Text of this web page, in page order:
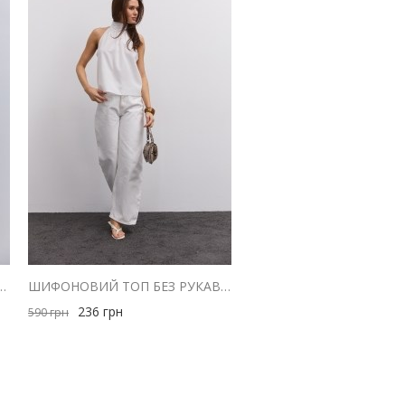
БЛАКИТНИЙ ШИФОНОВИЙ ТОП БЕЗ РУКАВІВ МОЛОЧНИЙ З ДРАПІРУВАННЯМ НА КОМІРІ
590грн 236 грн